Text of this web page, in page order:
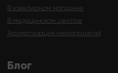
В ювелирном магазине
В медицинском центре
Ароматизация мероприятий
Блог